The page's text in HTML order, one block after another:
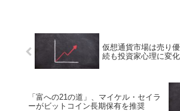
仮想通貨市場は売り
続も投資家心理に変
「富への21の道」、マイケル・セイラ
ーがビットコイン長期保有を推奨